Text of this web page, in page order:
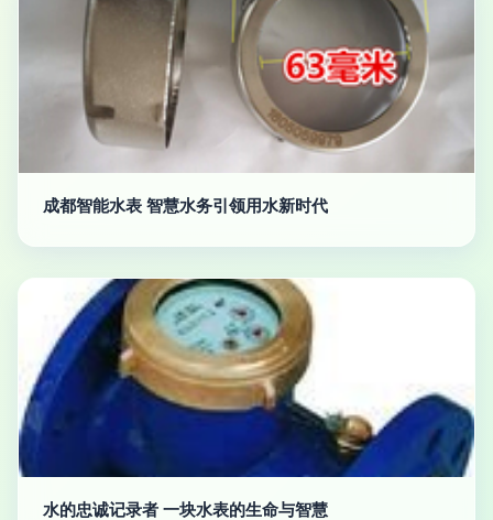
成都智能水表 智慧水务引领用水新时代
水的忠诚记录者 一块水表的生命与智慧